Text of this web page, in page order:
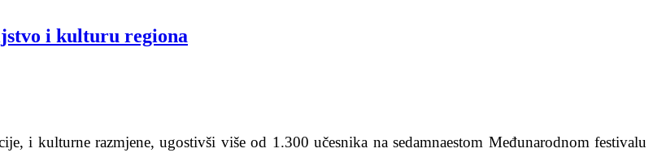
i kulturu regiona
i kulturne razmjene, ugostivši više od 1.300 učesnika na sedamnaestom Međunarodnom festivalu